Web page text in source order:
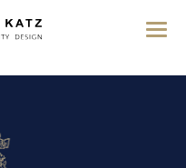
Toggle